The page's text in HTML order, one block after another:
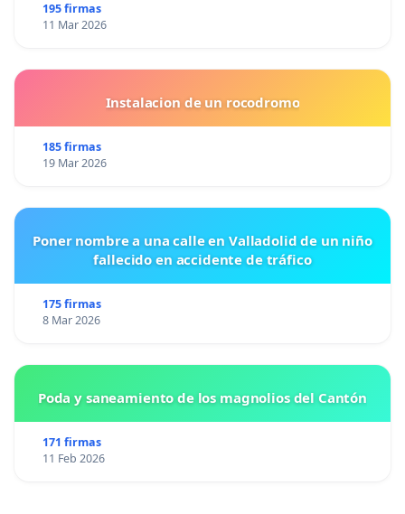
195 firmas
11 Mar 2026
Instalacion de un rocodromo
185 firmas
19 Mar 2026
Poner nombre a una calle en Valladolid de un niño
fallecido en accidente de tráfico
175 firmas
8 Mar 2026
Poda y saneamiento de los magnolios del Cantón
171 firmas
11 Feb 2026